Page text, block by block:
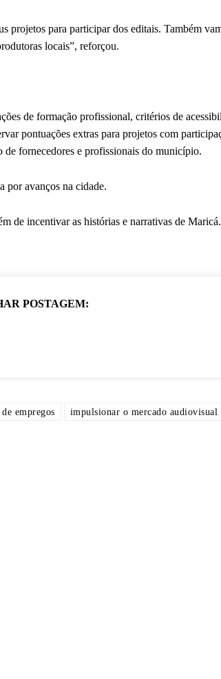
projetos para participar dos editais. Também
locais”, reforçou.
de formação profissional, critérios de
pontuações extras para projetos com
de fornecedores e profissionais do município.
por avanços na cidade.
de incentivar as histórias e narrativas de
POSTAGEM:
empregos impulsionar o mercado audiovisual